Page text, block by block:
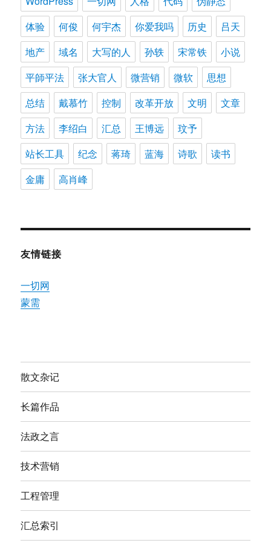
体验
何俊 何宇杰 你爱我吗 历史
吕天
地产
域名 大写的人 孙轶 宋常铁
小说
平師平法
张大官人 微营销 微软
思想
总结
戴慕竹 控制 改革开放 文明
文章
方法
李绍白 汇总 王博远
玟予
站长工具
纪念 蒋琦 蓝海 诗歌
读书
金庸
高肖峰
友情链接
一切网
蒙需
散文杂记
长篇作品
法政之言
技术营销
工程管理
汇总索引